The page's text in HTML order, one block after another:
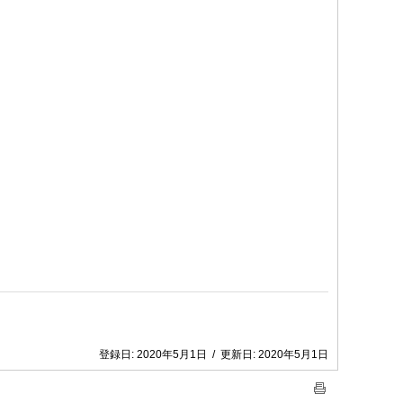
登録日: 2020年5月1日 / 更新日: 2020年5月1日